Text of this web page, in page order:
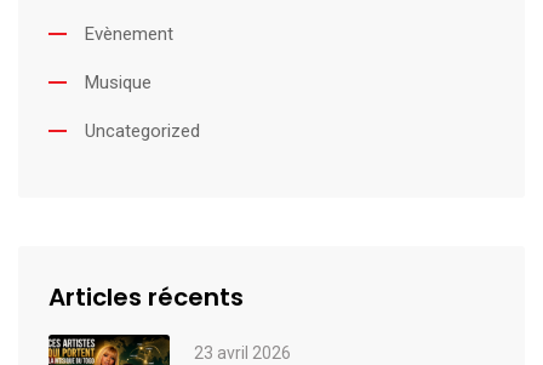
Evènement
Musique
Uncategorized
Articles récents
23 avril 2026